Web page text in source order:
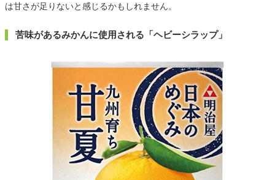
は甘さが足りないと感じるかもしれません。
苦味があるみかんに使用される「ヘビーシラップ」